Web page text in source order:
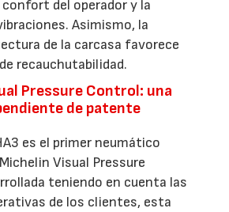
del operador y la
Asimismo, la
de la carcasa favorece
recauchutabilidad.
Pressure Control: una
de patente
es el primer neumático
Visual Pressure
teniendo en cuenta las
de los clientes, esta